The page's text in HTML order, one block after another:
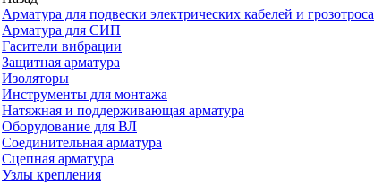
Арматура для подвески электрических кабелей и грозотроса
Арматура для СИП
Гасители вибрации
Защитная арматура
Изоляторы
Инструменты для монтажа
Натяжная и поддерживающая арматура
Оборудование для ВЛ
Соединительная арматура
Сцепная арматура
Узлы крепления